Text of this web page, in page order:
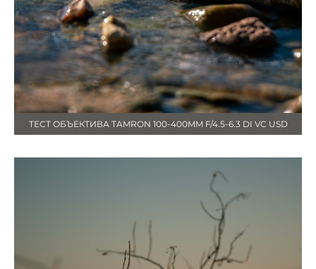
ТЕСТ ОБЪЕКТИВА TAMRON 100-400MM F/4.5-6.3 DI VC USD